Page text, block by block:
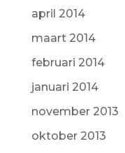
april 2014
maart 2014
februari 2014
januari 2014
november 2013
oktober 2013